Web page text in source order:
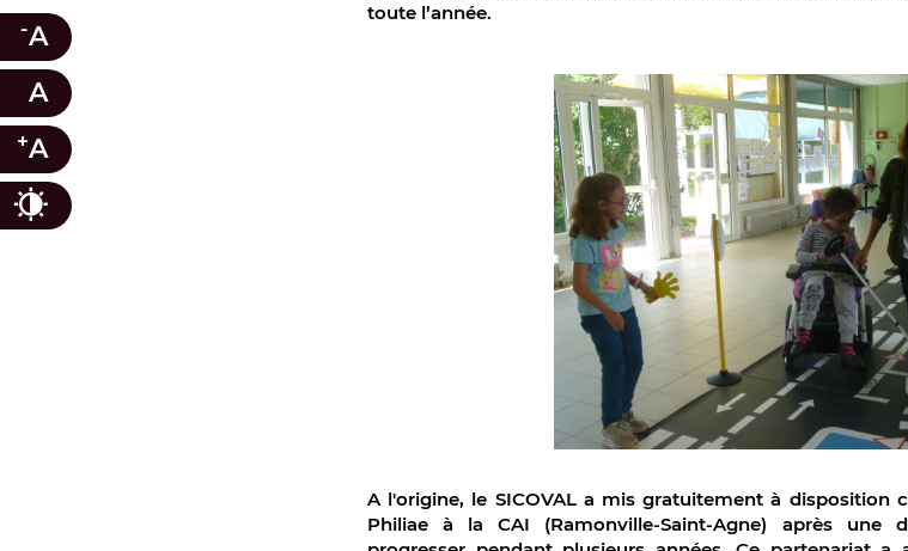
-A
A
+A
Contraste
toute l’année.
A l'origine, le SICOVAL a mis gratuitement à disposition
Philiae à la CAI (Ramonville-Saint-Agne) après une